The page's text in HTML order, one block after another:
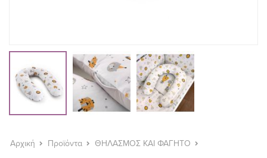
Αρχική Προϊόντα ΘΗΛΑΣΜΟΣ ΚΑΙ ΦΑΓΗΤΟ